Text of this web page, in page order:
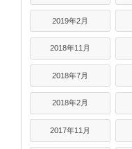
2019年2月
2018年11月
2018年7月
2018年2月
2017年11月